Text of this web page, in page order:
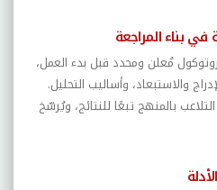
مُعلن ومحدد قبل بدء العمل،
والاستبعاد، وأساليب التحليل.
بالمنهج تبعًا للنتائج، ويُرسّخ